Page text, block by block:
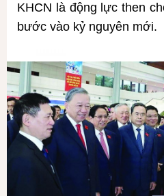
KHCN là động lực then
bước vào kỷ nguyên mới.